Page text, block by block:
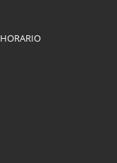
HORARIO